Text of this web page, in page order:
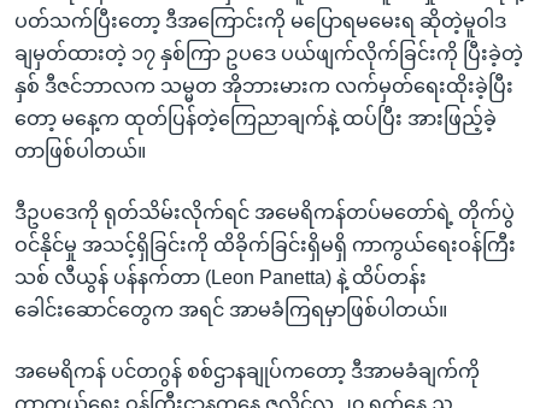
ပတ်သက်ပြီးတော့ ဒီအကြောင်းကို မပြောရမမေးရ ဆိုတဲ့မူဝါဒ
ချမှတ်ထားတဲ့ ၁၇ နှစ်ကြာ ဥပဒေ ပယ်ဖျက်လိုက်ခြင်းကို ပြီးခဲ့တဲ့
နှစ် ဒီဇင်ဘာလက သမ္မတ အိုဘားမားက လက်မှတ်ရေးထိုးခဲ့ပြီး
တော့ မနေ့က ထုတ်ပြန်တဲ့ကြေညာချက်နဲ့ ထပ်ပြီး အားဖြည့်ခဲ့
တာဖြစ်ပါတယ်။
ဒီဥပဒေကို ရုတ်သိမ်းလိုက်ရင် အမေရိကန်တပ်မတော်ရဲ့ တိုက်ပွဲ
ဝင်နိုင်မှု အသင့်ရှိခြင်းကို ထိခိုက်ခြင်းရှိမရှိ ကာကွယ်ရေးဝန်ကြီး
သစ် လီယွန် ပန်နက်တာ (Leon Panetta) နဲ့ ထိပ်တန်း
ခေါင်းဆောင်တွေက အရင် အာမခံကြရမှာဖြစ်ပါတယ်။
အမေရိကန် ပင်တဂွန် စစ်ဌာနချုပ်ကတော့ ဒီအာမခံချက်ကို
ကာကွယ်ရေး ဝန်ကြီးဌာနကနေ ဇူလိုင်လ ၂၀ ရက်နေ့ ည